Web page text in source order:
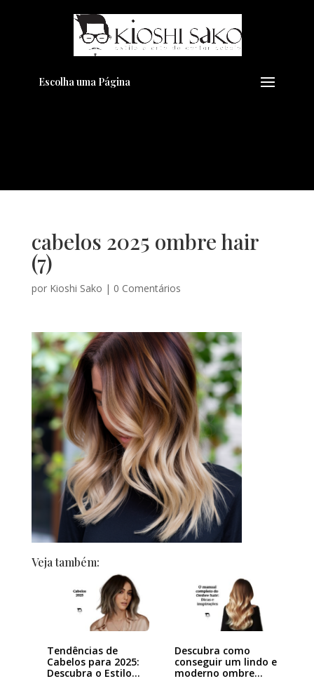
Escolha uma Página
cabelos 2025 ombre hair
(7)
por Kioshi Sako | 0 Comentários
Veja também:
Tendências de
Cabelos para 2025:
Descubra o Estilo…
Descubra como
conseguir um lindo e
moderno ombre…
Pensando em transformar seu
Visual??